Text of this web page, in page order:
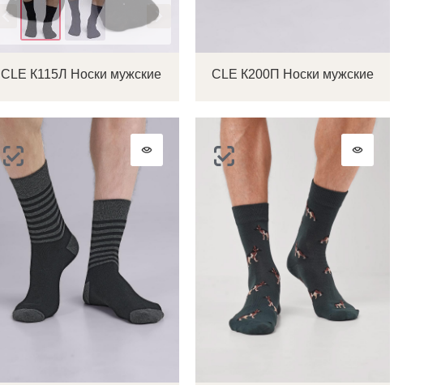
Цвет
CLE К115Л Носки мужские CLE К200П Носки мужские